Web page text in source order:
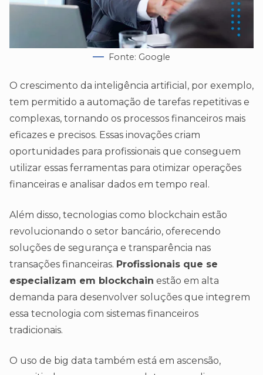
Fonte: Google
O crescimento da inteligência artificial, por exemplo,
tem permitido a automação de tarefas repetitivas e
complexas, tornando os processos financeiros mais
eficazes e precisos. Essas inovações criam
oportunidades para profissionais que conseguem
utilizar essas ferramentas para otimizar operações
financeiras e analisar dados em tempo real.
Além disso, tecnologias como blockchain estão
revolucionando o setor bancário, oferecendo
soluções de segurança e transparência nas
transações financeiras. Profissionais que se
especializam em blockchain estão em alta
demanda para desenvolver soluções que integrem
essa tecnologia com sistemas financeiros
tradicionais.
O uso de big data também está em ascensão,